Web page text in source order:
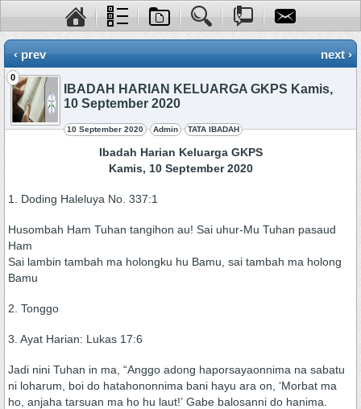
‹ prev next ›
0
IBADAH HARIAN KELUARGA GKPS Kamis,
10 September 2020
10 September 2020 Admin TATA IBADAH
Ibadah Harian Keluarga GKPS
Kamis, 10 September 2020
1. Doding Haleluya No. 337:1
Husombah Ham Tuhan tangihon au! Sai uhur-Mu Tuhan pasaud
Ham
Sai lambin tambah ma holongku hu Bamu, sai tambah ma holong
Bamu
2. Tonggo
3. Ayat Harian: Lukas 17:6
Jadi nini Tuhan in ma, “Anggo adong haporsayaonnima na sabatu
ni loharum, boi do hatahononnima bani hayu ara on, ʻMorbat ma
ho, anjaha tarsuan ma ho hu laut!ʼ Gabe balosanni do hanima.